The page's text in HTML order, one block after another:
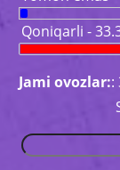
Qoniqarli -
Jami ovozlar::